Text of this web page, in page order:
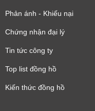
Phản ánh - Khiếu nại
Chứng nhận đại lý
Tin tức công ty
Top list đồng hồ
Kiến thức đồng hồ